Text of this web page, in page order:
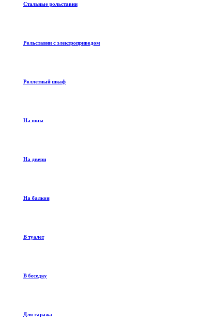
Стальные рольставни
Рольставни с электроприводом
Роллетный шкаф
На окна
На двери
На балкон
В туалет
В беседку
Для гаража